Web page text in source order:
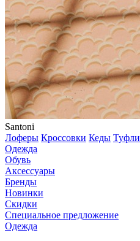
Santoni
Лоферы Кроссовки Кеды Туфли
Одежда
Обувь
Аксессуары
Бренды
Новинки
Скидки
Специальное предложение
Одежда